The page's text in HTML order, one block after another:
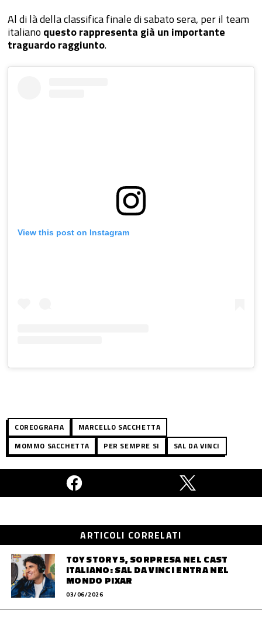
Al di là della classifica finale di sabato sera, per il team
italiano questo rappresenta già un importante
traguardo raggiunto.
View this post on Instagram
COREOGRAFIA
MARCELLO SACCHETTA
MOMMO SACCHETTA
PER SEMPRE SI SAL DA VINCI
ARTICOLI CORRELATI
TOY STORY 5, SORPRESA NEL CAST
ITALIANO: SAL DA VINCI ENTRA NEL
MONDO PIXAR
03/06/2026